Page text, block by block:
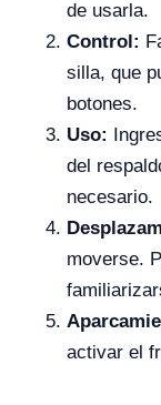
de usarla.
Control:
silla, que
botones.
Uso:
del
necesario.
moverse.
activar el